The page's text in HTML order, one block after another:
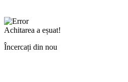
Achitarea a eșuat!
Încercați din nou